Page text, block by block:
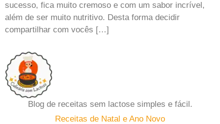
sucesso, fica muito cremoso e com um sabor incrível,
além de ser muito nutritivo. Desta forma decidir
compartilhar com vocês […]
Blog de receitas sem lactose simples e fácil.
Receitas de Natal e Ano Novo